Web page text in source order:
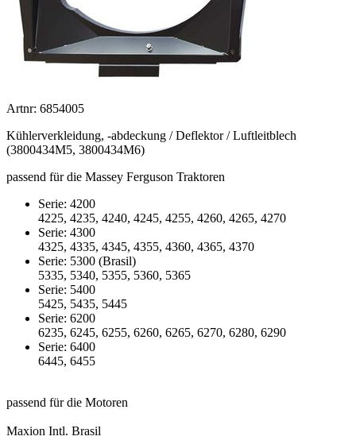
Artnr: 6854005
Kühlerverkleidung, -abdeckung / Deflektor / Luftleitblech
(3800434M5, 3800434M6)
passend für die Massey Ferguson Traktoren
Serie: 4200
4225, 4235, 4240, 4245, 4255, 4260, 4265, 4270
Serie: 4300
4325, 4335, 4345, 4355, 4360, 4365, 4370
Serie: 5300 (Brasil)
5335, 5340, 5355, 5360, 5365
Serie: 5400
5425, 5435, 5445
Serie: 6200
6235, 6245, 6255, 6260, 6265, 6270, 6280, 6290
Serie: 6400
6445, 6455
passend für die Motoren
Maxion Intl. Brasil